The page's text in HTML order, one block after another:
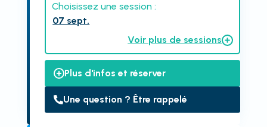
Choisissez une session :
07 sept.
Voir plus de sessions
Plus d'infos et réserver
Une question ? Être rappelé